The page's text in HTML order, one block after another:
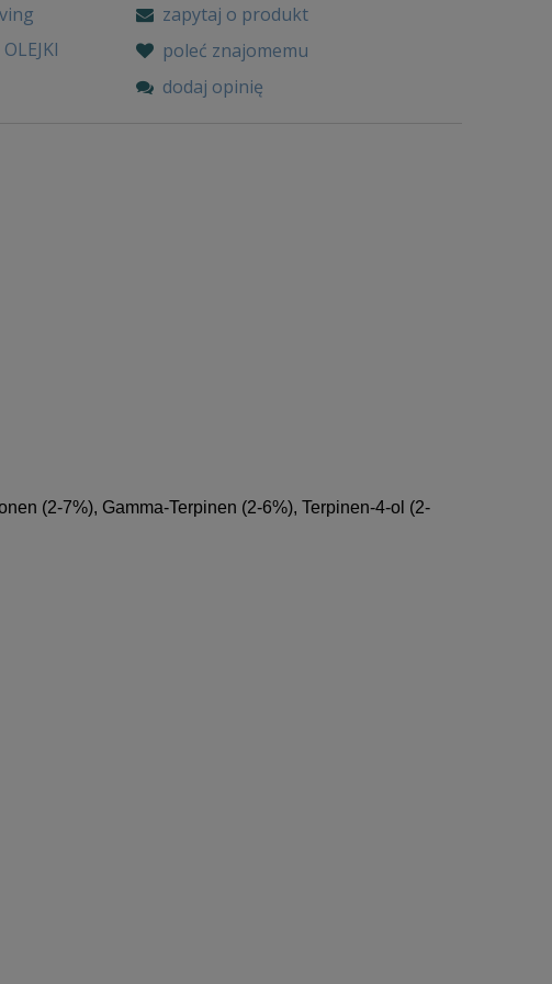
OLEJKI
zapytaj o produkt
poleć znajomemu
dodaj opinię
(2-7%), Gamma-Terpinen (2-6%), Terpinen-4-ol (2-